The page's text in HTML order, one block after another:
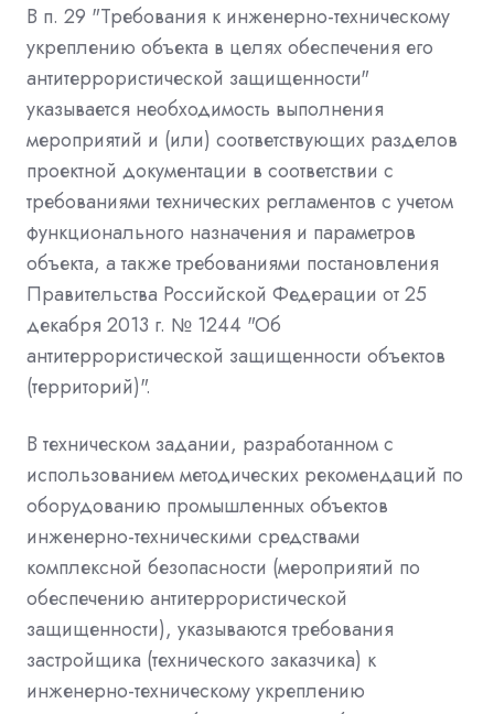
В п. 29 "Требования к инженерно-техническому
укреплению объекта в целях обеспечения его
антитеррористической защищенности"
указывается необходимость выполнения
мероприятий и (или) соответствующих разделов
проектной документации в соответствии с
требованиями технических регламентов с учетом
функционального назначения и параметров
объекта, а также требованиями постановления
Правительства Российской Федерации от 25
декабря 2013 г. № 1244 "Об
антитеррористической защищенности объектов
(территорий)".
В техническом задании, разработанном с
использованием методических рекомендаций по
оборудованию промышленных объектов
инженерно-техническими средствами
комплексной безопасности (мероприятий по
обеспечению антитеррористической
защищенности), указываются требования
застройщика (технического заказчика) к
инженерно-техническому укреплению